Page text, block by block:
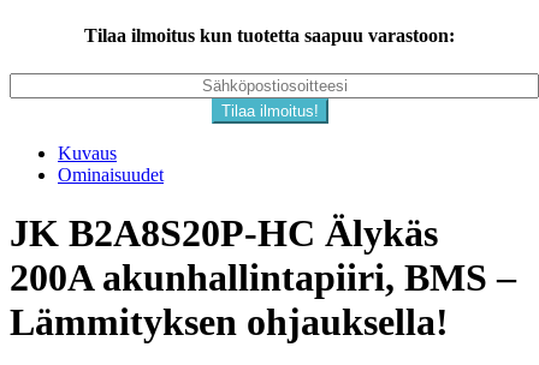
Tilaa ilmoitus kun tuotetta saapuu varastoon:
Kuvaus
Ominaisuudet
JK B2A8S20P-HC Älykäs
200A akunhallintapiiri, BMS –
Lämmityksen ohjauksella!